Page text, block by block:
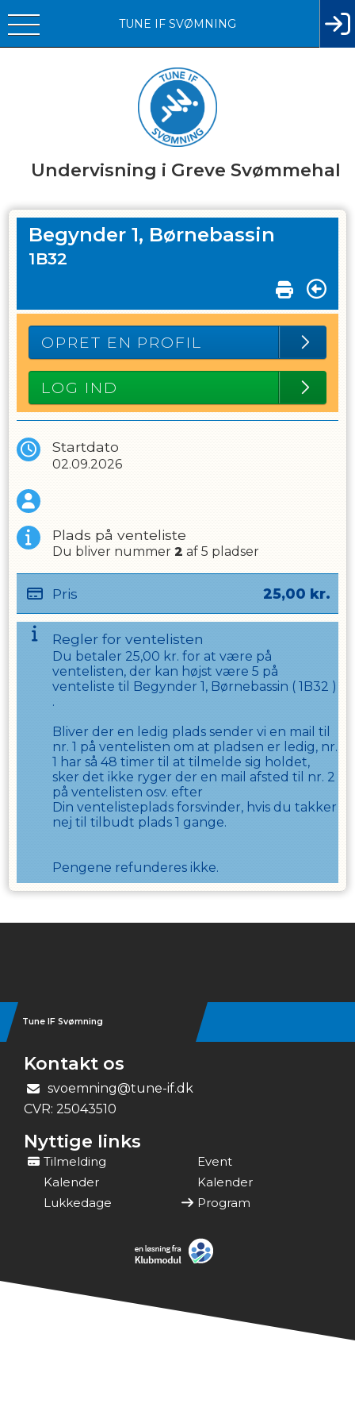
Undervisning i Greve Svømmehal
TUNE IF SVØMNING
Begynder 1, Børnebassin
1B32
OPRET EN PROFIL
LOG IND
Startdato
02.09.2026
Plads på venteliste
Du bliver nummer 2 af 5 pladser
Pris 25,00 kr.
Regler for ventelisten
Du betaler 25,00 kr. for at være på
ventelisten, der kan højst være 5 på
venteliste til
Begynder 1, Børnebassin ( 1B32 )
.
Bliver der en ledig plads sender vi en mail til
nr. 1 på ventelisten om at pladsen er ledig, nr.
1 har så 48 timer til at tilmelde sig holdet,
sker det ikke ryger der en mail afsted til nr. 2
på ventelisten osv. efter
Din ventelisteplads forsvinder, hvis du takker
nej til tilbudt plads 1 gange.
Pengene refunderes ikke.
Tune IF Svømning
Kontakt os
svoemning@tune-if.dk
CVR: 25043510
Nyttige links
Tilmelding
Event
Kalender
Kalender
Lukkedage
Program